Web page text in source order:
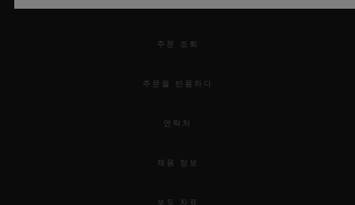
주문 조회
주문을 반품하다
연락처
채용 정보
보도 자료